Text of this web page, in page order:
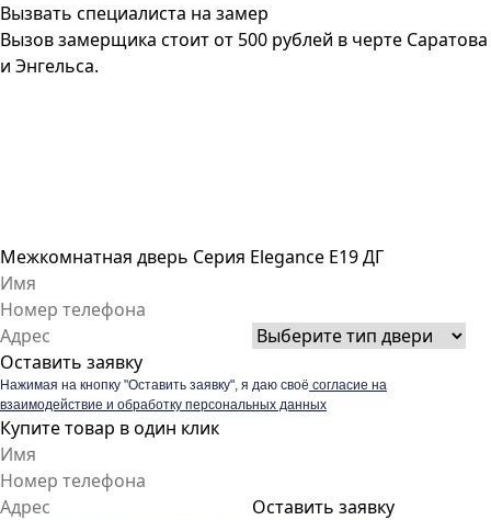
Вызвать специалиста на замер
Вызов замерщика стоит от 500 рублей в черте Саратова
и Энгельса.
Межкомнатная дверь Серия Elegance E19 ДГ
Оставить заявку
Нажимая на кнопку "Оставить заявку", я даю своё согласие на
взаимодействие и обработку персональных данных
Купите товар в один клик
Оставить заявку